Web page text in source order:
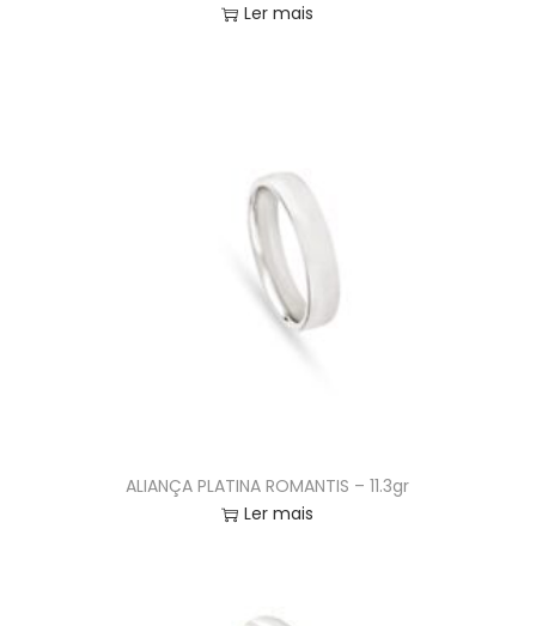
Ler mais
ALIANÇA PLATINA ROMANTIS – 11.3gr
Ler mais